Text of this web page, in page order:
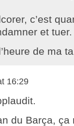
c’est
et tuer.
de ma
16:29
du Barça, ça